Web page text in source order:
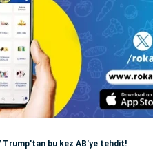
Trump'tan bu kez AB'ye tehdit!